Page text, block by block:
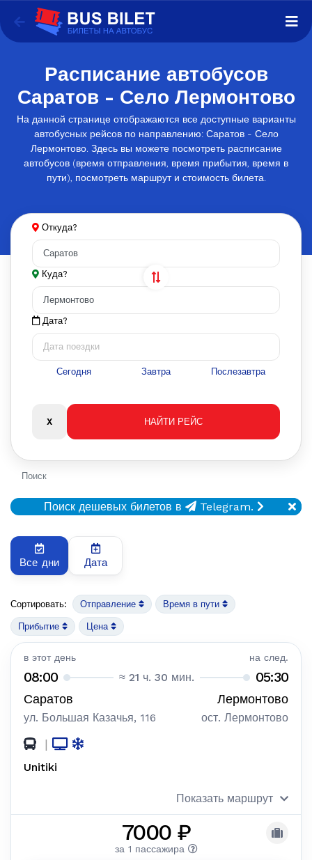
Расписание автобусов
Саратов - Село Лермонтово
На данной странице отображаются все доступные варианты
автобусных рейсов по направлению: Саратов - Село
Лермонтово. Здесь вы можете посмотреть расписание
автобусов (время отправления, время прибытия, время в
пути), посмотреть маршрут и стоимость билета.
Откуда?
Куда?
Дата?
Сегодня Завтра Послезавтра
Поиск
Поиск дешевых билетов в Telegram.
Все дни Дата
Сортировать: Отправление Время в пути
Прибытие Цена
в этот день на след.
08:00 ≈ 21 ч. 30 мин. 05:30
Саратов Лермонтово
ул. Большая Казачья, 116 ост. Лермонтово
|
Unitiki
Показать маршрут
7000 ₽
за 1 пассажира